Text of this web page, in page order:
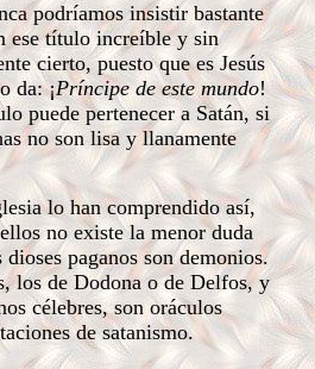
podríamos insistir bastante
ese título increíble y sin
cierto, puesto que es Jesús
da: ¡Príncipe de este mundo!
puede pertenecer a Satán, si
no son lisa y llanamente
lo han comprendido así,
no existe la menor duda
paganos son demonios.
los de Dodona o de Delfos, y
célebres, son oráculos
de satanismo.